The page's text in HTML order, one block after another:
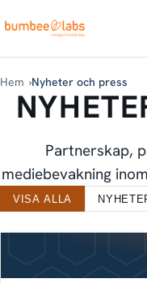
Hem Nyheter och press
Partnerskap,
mediebevakning
SENASTE
VISA ALLA